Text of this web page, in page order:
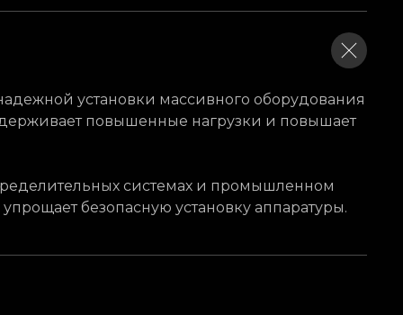
установки массивного оборудования
повышенные нагрузки и повышает
системах и промышленном
безопасную установку аппаратуры.